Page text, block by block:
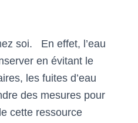
soi. En effet, l’eau
en évitant le
les fuites d’eau
des mesures pour
cette ressource